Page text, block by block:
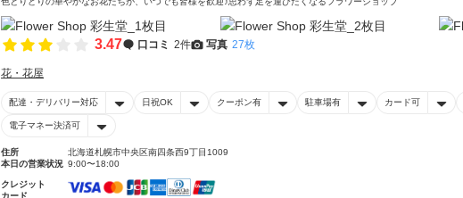
3.47 口コミ 2件 写真 27枚
花・花屋
配達・デリバリー対応 日祝OK クーポン有 駐車場有 カード可
電子マネー決済可
住所
北海道札幌市中央区南四条西9丁目1009
本日の営業状況 9:00〜18:00
クレジット
カード